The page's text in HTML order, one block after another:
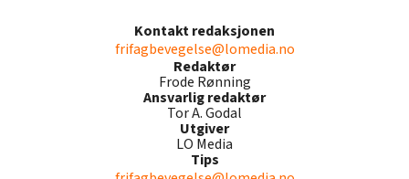
Kontakt redaksjonen
frifagbevegelse@lomedia.no
Redaktør
Frode Rønning
Ansvarlig redaktør
Tor A. Godal
Utgiver
LO Media
Tips